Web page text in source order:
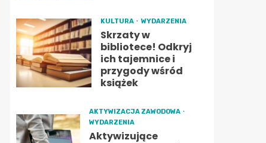
KULTURA WYDARZENIA
Skrzaty w
bibliotece! Odkryj
ich tajemnice i
przygody wśród
książek
AKTYWIZACJA ZAWODOWA
WYDARZENIA
Aktywizujące